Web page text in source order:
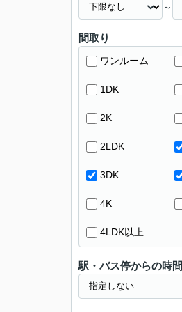
～
間取り
ワンルーム
1DK
2K
2LDK
3DK
4K
4LDK以上
駅・バス停からの時間